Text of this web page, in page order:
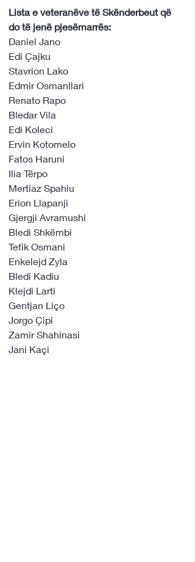
Lista e veteranëve të Skënderbeut që
do të jenë pjesëmarrës:
Daniel Jano
Edi Çajku
Stavrion Lako
Edmir Osmanllari
Renato Rapo
Bledar Vila
Edi Koleci
Ervin Kotomelo
Fatos Haruni
Ilia Tërpo
Mertiaz Spahiu
Erion Llapanji
Gjergji Avramushi
Bledi Shkëmbi
Tefik Osmani
Enkelejd Zyla
Bledi Kadiu
Klejdi Larti
Gentjan Liço
Jorgo Çipi
Zamir Shahinasi
Jani Kaçi